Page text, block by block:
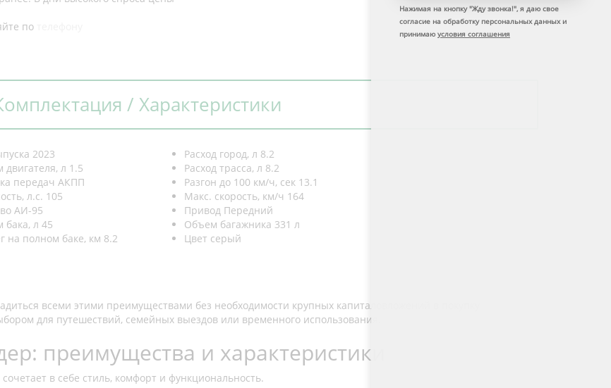
по
/ Характеристики
2023
л 1.5
передач АКПП
л.с. 105
АИ-95
бака, л 45
на полном баке, км 8.2
Расход город, л 8.2
Расход трасса, л 8.2
Разгон до 100 км/ч, сек 13.1
Макс. скорость, км/ч 164
Привод Передний
Объем багажника 331 л
Цвет серый
всеми этими преимуществами без необходимости крупных капиталовложений в покупку
для путешествий, семейных выездов или временного использования.
преимущества и характеристики
в себе стиль, комфорт и функциональность.
Нажимая на кнопку "Жду звонка!", я даю свое
согласие на обработку персональных данных и
принимаю условия соглашения